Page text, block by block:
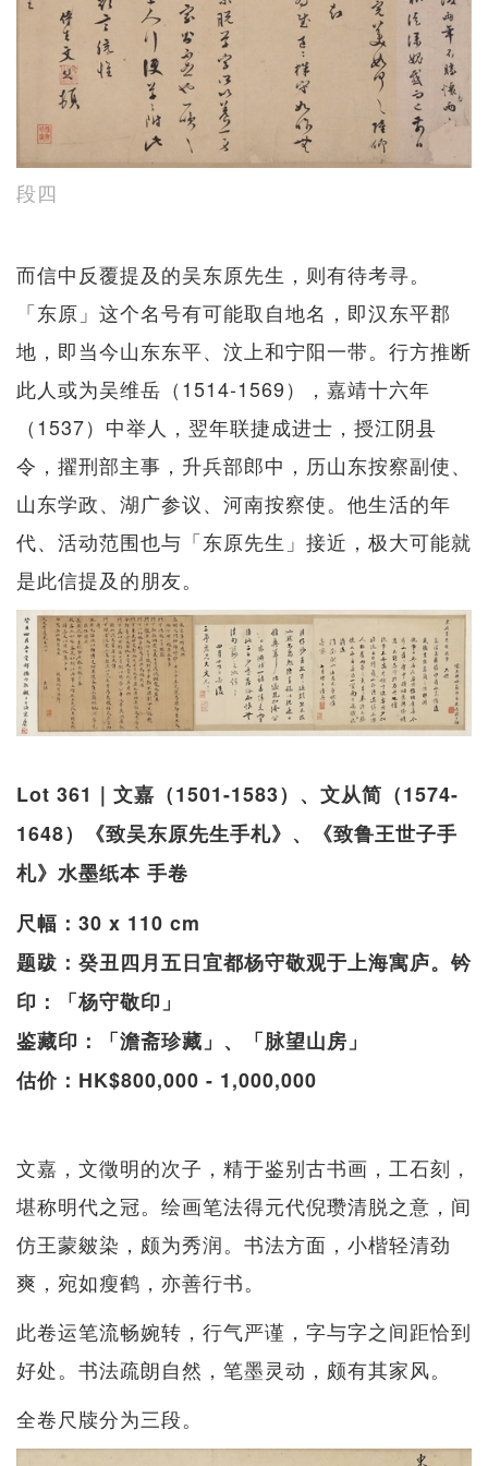
段四
而信中反覆提及的吴东原先生，则有待考寻。
「东原」这个名号有可能取自地名，即汉东平郡
地，即当今山东东平、汶上和宁阳一带。行方推断
此人或为吴维岳（1514-1569），嘉靖十六年
（1537）中举人，翌年联捷成进士，授江阴县
令，擢刑部主事，升兵部郎中，历山东按察副使、
山东学政、湖广参议、河南按察使。他生活的年
代、活动范围也与「东原先生」接近，极大可能就
是此信提及的朋友。
Lot 361｜文嘉（1501-1583）、文从简（1574-
1648）《致吴东原先生手札》、《致鲁王世子手
札》水墨纸本 手卷
尺幅：30 x 110 cm
题跋：癸丑四月五日宜都杨守敬观于上海寓庐。钤
印：「杨守敬印」
鉴藏印：「澹斋珍藏」、「脉望山房」
估价：HK$800,000 - 1,000,000
文嘉，文徵明的次子，精于鉴别古书画，工石刻，
堪称明代之冠。绘画笔法得元代倪瓒清脱之意，间
仿王蒙皴染，颇为秀润。书法方面，小楷轻清劲
爽，宛如瘦鹤，亦善行书。
此卷运笔流畅婉转，行气严谨，字与字之间距恰到
好处。书法疏朗自然，笔墨灵动，颇有其家风。
全卷尺牍分为三段。